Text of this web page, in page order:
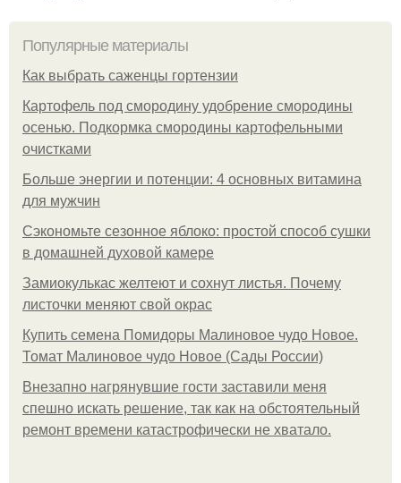
Популярные материалы
Как выбрать саженцы гортензии
Картофель под смородину удобрение смородины
осенью. Подкормка смородины картофельными
очистками
Больше энергии и потенции: 4 основных витамина
для мужчин
Сэкономьте сезонное яблоко: простой способ сушки
в домашней духовой камере
Замиокулькас желтеют и сохнут листья. Почему
листочки меняют свой окрас
Купить семена Помидоры Малиновое чудо Новое.
Томат Малиновое чудо Новое (Сады России)
Внезапно нагрянувшие гости заставили меня
спешно искать решение, так как на обстоятельный
ремонт времени катастрофически не хватало.